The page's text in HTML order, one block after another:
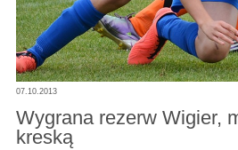
07.10.2013
Wygrana rezerw Wigier,
kreską